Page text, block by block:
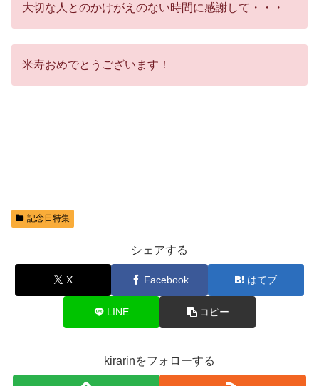
大切な人とのかけがえのない時間に感謝して・・・
米寿おめでとうございます！
記念日特集
シェアする
X Facebook はてブ
LINE コピー
kirarinをフォローする